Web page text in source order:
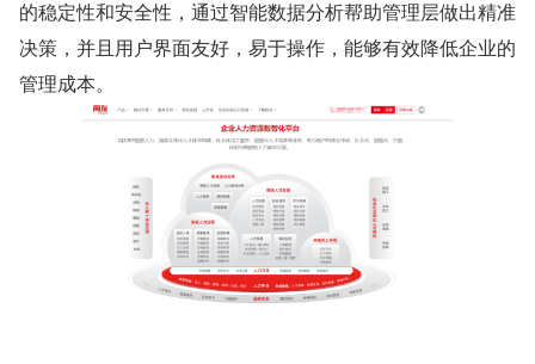
的稳定性和安全性，通过智能数据分析帮助管理层做出精准
决策，并且用户界面友好，易于操作，能够有效降低企业的
管理成本。